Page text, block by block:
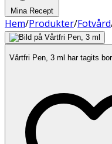
Mina Recept
Hem/Produkter/Fotvård
Vårtfri Pen, 3 ml har tagits